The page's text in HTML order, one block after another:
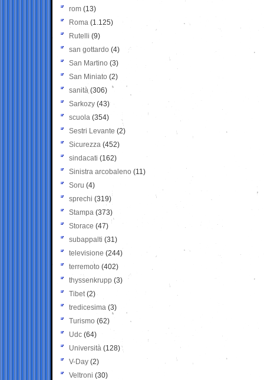
rom (13)
Roma (1.125)
Rutelli (9)
san gottardo (4)
San Martino (3)
San Miniato (2)
sanità (306)
Sarkozy (43)
scuola (354)
Sestri Levante (2)
Sicurezza (452)
sindacati (162)
Sinistra arcobaleno (11)
Soru (4)
sprechi (319)
Stampa (373)
Storace (47)
subappalti (31)
televisione(244)
terremoto (402)
thyssenkrupp (3)
Tibet(2)
tredicesima (3)
Turismo (62)
Udc (64)
Università (128)
V-Day (2)
Veltroni (30)